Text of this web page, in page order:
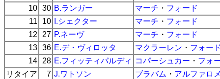
10 30 B.ランガー マーチ ・ フォード
11
10 I.シェクター マーチ ・ フォード
12
27 P.ネーヴ マーチ ・ フォード
13 36 E.デ・ヴィロッタ マクラーレン ・ フォー
14
28 E.フィッティパルディ コパーシュカー ・ フォ
リタイア
7 J.ワトソン ブラバム ・ アルファロ